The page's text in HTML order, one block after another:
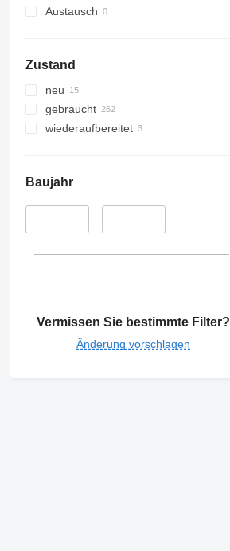
Austausch
Zustand
neu
gebraucht
wiederaufbereitet
Baujahr
–
Vermissen Sie bestimmte Filter?
Änderung vorschlagen